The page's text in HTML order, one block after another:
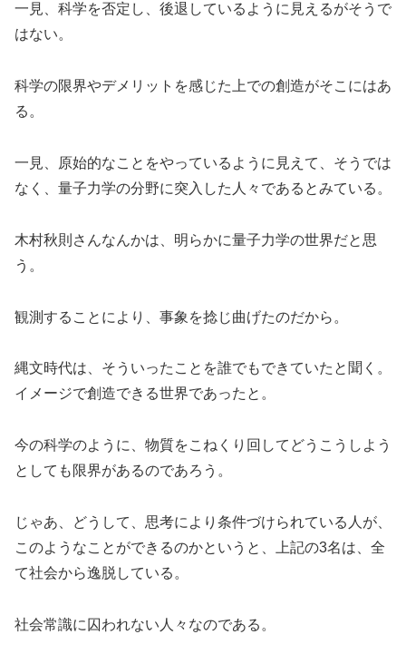
一見、科学を否定し、後退しているように見えるがそうで
はない。
科学の限界やデメリットを感じた上での創造がそこにはあ
る。
一見、原始的なことをやっているように見えて、そうでは
なく、量子力学の分野に突入した人々であるとみている。
木村秋則さんなんかは、明らかに量子力学の世界だと思
う。
観測することにより、事象を捻じ曲げたのだから。
縄文時代は、そういったことを誰でもできていたと聞く。
イメージで創造できる世界であったと。
今の科学のように、物質をこねくり回してどうこうしよう
としても限界があるのであろう。
じゃあ、どうして、思考により条件づけられている人が、
このようなことができるのかというと、上記の3名は、全
て社会から逸脱している。
社会常識に囚われない人々なのである。